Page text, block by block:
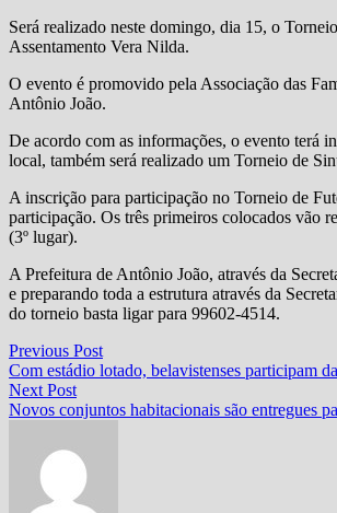
Será realizado neste domingo, dia 15, o
Assentamento Vera Nilda.
O evento é promovido pela Associação das
Antônio João.
De acordo com as informações, o evento terá
local, também será realizado um Torneio de
A inscrição para participação no Torneio de
participação. Os três primeiros colocados vão
(3º lugar).
A Prefeitura de Antônio João, através da
e preparando toda a estrutura através da
do torneio basta ligar para 99602-4514.
Navegação
de
Post
Previous PostPrevious
post:
Com estádio lotado, belavistenses participam
Next PostNext
post:
Novos conjuntos habitacionais são entregues